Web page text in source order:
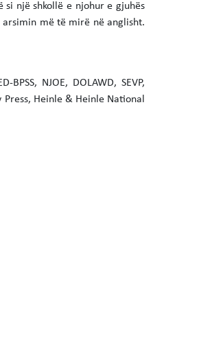
një shkollë e njohur e gjuhës
më të mirë në anglisht.
NJOE, DOLAWD, SEVP,
Press, Heinle & Heinle National